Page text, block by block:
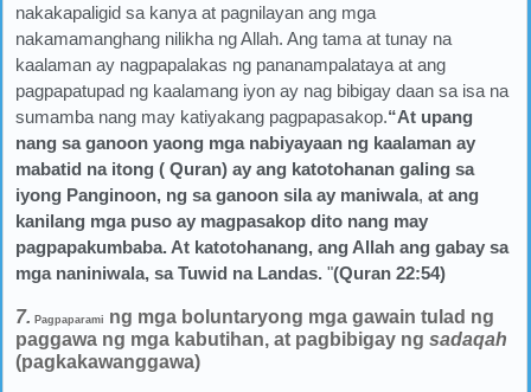
nakakapaligid sa kanya at pagnilayan ang mga
nakamamanghang nilikha ng Allah. Ang tama at tunay na
kaalaman ay nagpapalakas ng pananampalataya at ang
pagpapatupad ng kaalamang iyon ay nag bibigay daan sa isa na
sumamba nang may katiyakang pagpapasakop.“At upang
nang sa ganoon yaong mga nabiyayaan ng kaalaman ay
mabatid na itong ( Quran) ay ang katotohanan galing sa
iyong Panginoon, ng sa ganoon sila ay maniwala, at ang
kanilang mga puso ay magpasakop dito nang may
pagpapakumbaba. At katotohanang, ang Allah ang gabay sa
mga naniniwala, sa Tuwid na Landas. "(Quran 22:54)
7. Pagpaparami ng mga boluntaryong mga gawain tulad ng
paggawa ng mga kabutihan, at pagbibigay ng sadaqah
(pagkakawanggawa)